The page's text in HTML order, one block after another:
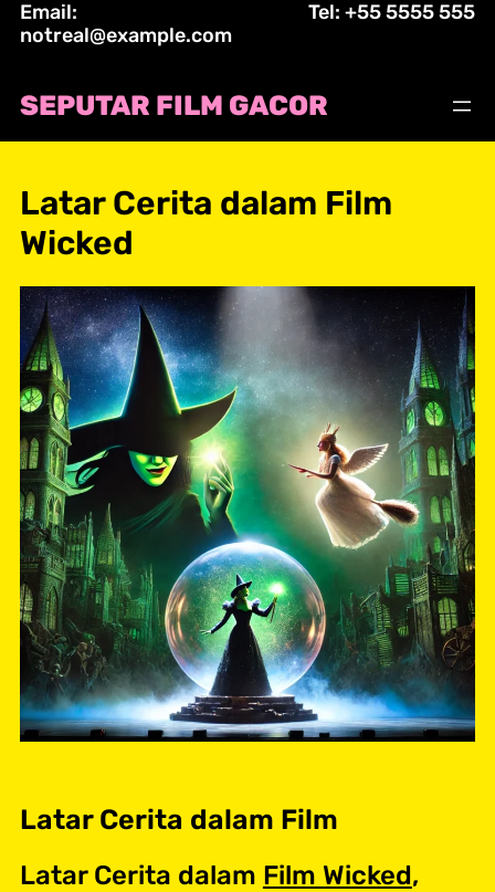
Skip
to
Email:
notreal@example.com
Tel: +55 5555 555
SEPUTAR FILM GACOR
Latar Cerita dalam Film
Wicked
Latar Cerita dalam Film
Latar Cerita dalam Film Wicked,